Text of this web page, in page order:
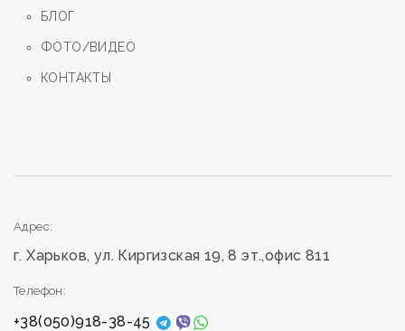
БЛОГ
ФОТО/ВИДЕО
КОНТАКТЫ
Адрес:
г. Харьков, ул. Киргизская 19, 8 эт.,офис 811
Телефон:
+38(050)918-38-45